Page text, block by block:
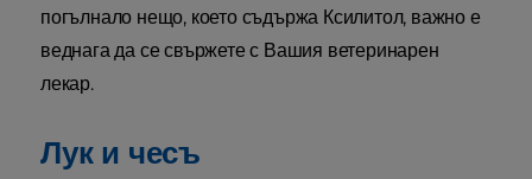
погълнало нещо, което съдържа Ксилитол, важно е
веднага да се свържете с Вашия ветеринарен
лекар.
Лук и чесъ